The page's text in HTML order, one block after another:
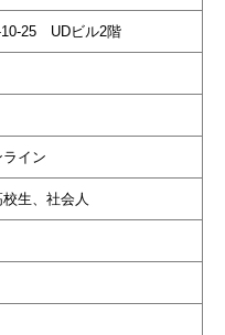
10-25 UDビル2階
イン
生、社会人